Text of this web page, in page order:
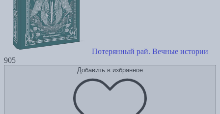
Потерянный рай. Вечные истории
905
Добавить в избранное